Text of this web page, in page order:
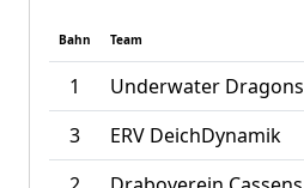
Bahn Team
1 Underwater Dragons
3
ERV DeichDynamik